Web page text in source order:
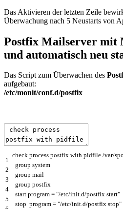
Das Aktivieren der letzten Zeile
Überwachung nach 5 Neustarts von
Postfix Mailserver mit
und automatisch neu
Das Script zum Überwachen des
aufgebaut:
/etc/monit/conf.d/postfix
1
2
3
4
5
check process postfix with pidfile /var/
group system
group mail
group postfix
start program = "/etc/init.d/postfix start"
stop program = "/etc/init.d/postfix stop"